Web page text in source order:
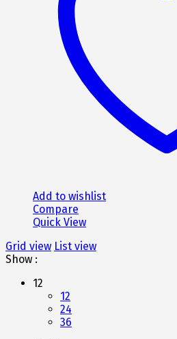
Add to wishlist
Compare
Quick View
Grid view List view
Show :
12
12
24
36